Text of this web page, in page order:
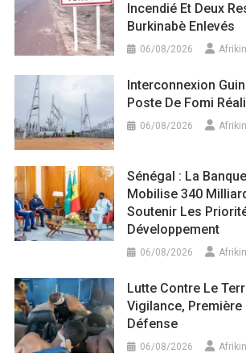
Incendié Et Deux
Burkinabè Enlevés
06/08/2026
Interconnexion
Poste De Fomi
06/08/2026
Sénégal : La
Mobilise 340
Soutenir Les
Développement
06/08/2026
Lutte Contre Le
Vigilance, Première
Défense
06/08/2026